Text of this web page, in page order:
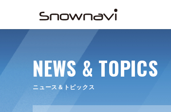
NEWS & TOPICS
ニュース＆トピックス